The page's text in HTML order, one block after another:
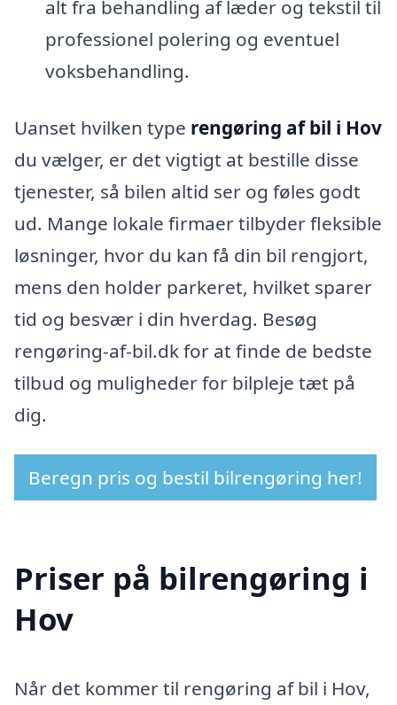
alt fra behandling af læder og tekstil til
professionel polering og eventuel
voksbehandling.
Uanset hvilken type rengøring af bil i Hov
du vælger, er det vigtigt at bestille disse
tjenester, så bilen altid ser og føles godt
ud. Mange lokale firmaer tilbyder fleksible
løsninger, hvor du kan få din bil rengjort,
mens den holder parkeret, hvilket sparer
tid og besvær i din hverdag. Besøg
rengøring-af-bil.dk for at finde de bedste
tilbud og muligheder for bilpleje tæt på
dig.
Beregn pris og bestil bilrengøring her!
Priser på bilrengøring i
Hov
Når det kommer til rengøring af bil i Hov,